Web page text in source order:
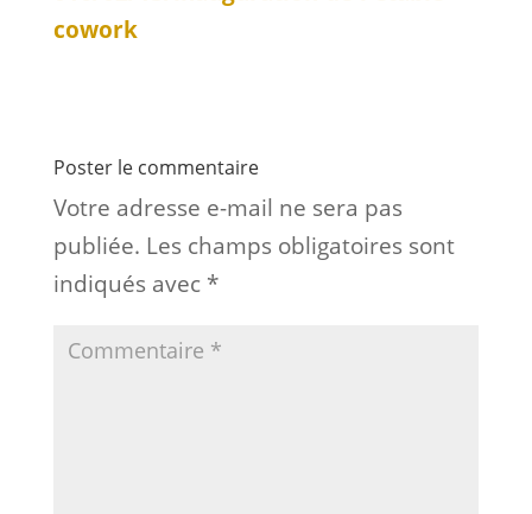
cowork
Poster le commentaire
Votre adresse e-mail ne sera pas
publiée. Les champs obligatoires sont
indiqués avec *